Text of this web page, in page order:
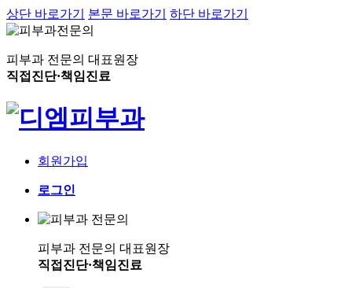
상단 바로가기 본문 바로가기 하단 바로가기
피부과 전문의 대표원장
직접진단·책임진료
회원가입
로그인
피부과 전문의 대표원장
직접진단·책임진료